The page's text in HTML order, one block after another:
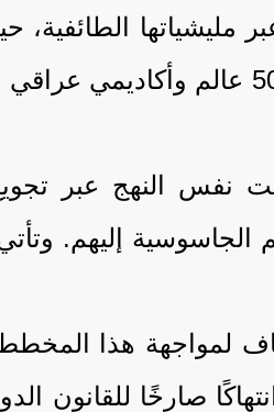
الطائفية،
نفس النهج عبر
الجاسوسية إليهم.
لمواجهة هذا
صارخًا للقانون